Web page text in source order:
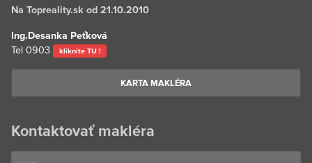
Na Topreality.sk od 21.10.2010
Ing.Desanka Peťková
Tel 0903 kliknite TU !
KARTA MAKLÉRA
Kontaktovať makléra